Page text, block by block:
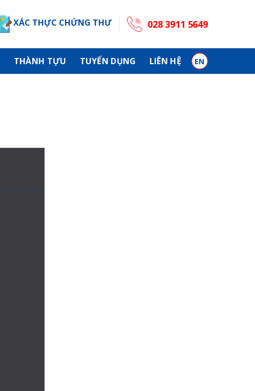
XÁC THỰC CHỨNG THƯ 028 3911 5649
THÀNH TỰU TUYỂN DỤNG LIÊN HỆ EN